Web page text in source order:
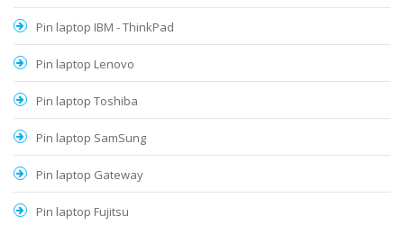
Pin laptop IBM - ThinkPad
Pin laptop Lenovo
Pin laptop Toshiba
Pin laptop SamSung
Pin laptop Gateway
Pin laptop Fujitsu